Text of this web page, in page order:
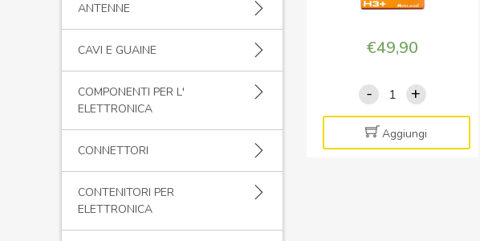
ANTENNE
CAVI E GUAINE
COMPONENTI PER L'
ELETTRONICA
CONNETTORI
CONTENITORI PER
ELETTRONICA
€49,90
-
H3+
Action
Cam
Midland
+
Aggiungi